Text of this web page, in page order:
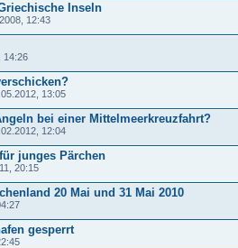
Inseln
12:43
14:26
13:05
bei einer Mittelmeerkreuzfahrt?
12:04
junges Pärchen
20:15
20 Mai und 31 Mai 2010
gesperrt